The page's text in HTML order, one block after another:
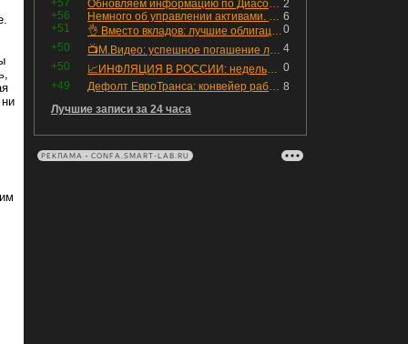
+57
2
Обновляем информацию по Диасофту: дивиденды и выкуп
+56
6
Немного об управлении активами. Для заинтересованных
+51
0
👌 Вместо вкладов: лучшие облигации — только супер надёжные
+50
4
📺М.Видео: успешное погашение любимого флоатера
+50
0
📈ИНФЛЯЦИЯ В РОССИИ: недельная дефляция, но в годовом выражении рост 😢
+49
8
Дефолт ЕвроТранса: конвейер работает исправно
Лучшие записи за 24 часа
РЕКЛАМА • CONFA.SMART-LAB.RU